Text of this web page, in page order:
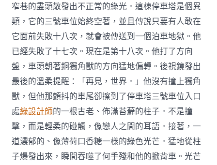
窄巷的盡頭散發出不正常的綠光。這棟停車塔是個異
類，它的三號車位始終空著，並且傳說只要有人敢在
它面前失敗十八次，就會被傳送到一個泊車地獄。他
已經失敗了十七次。現在是第十八次。他打了方向
盤，車頭朝著銅獨角獸的方向猛地偏轉。後視鏡發出
最後的溫柔提醒：「再見，世界。」他沒有撞上獨角
獸，但他那顫抖的車尾卻擦到了停車塔三號車位入口
處綠設計師的一根古老、佈滿苔蘚的柱子。不是撞
擊，而是輕柔的碰觸，像戀人之間的耳語。接著，一
道濃郁的、像薄荷口香糖一樣的綠色光芒。猛地從柱
子爆發出來，瞬間吞噬了何手殘和他的掀背車。光芒